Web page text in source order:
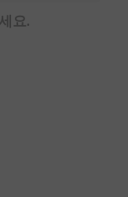
요.